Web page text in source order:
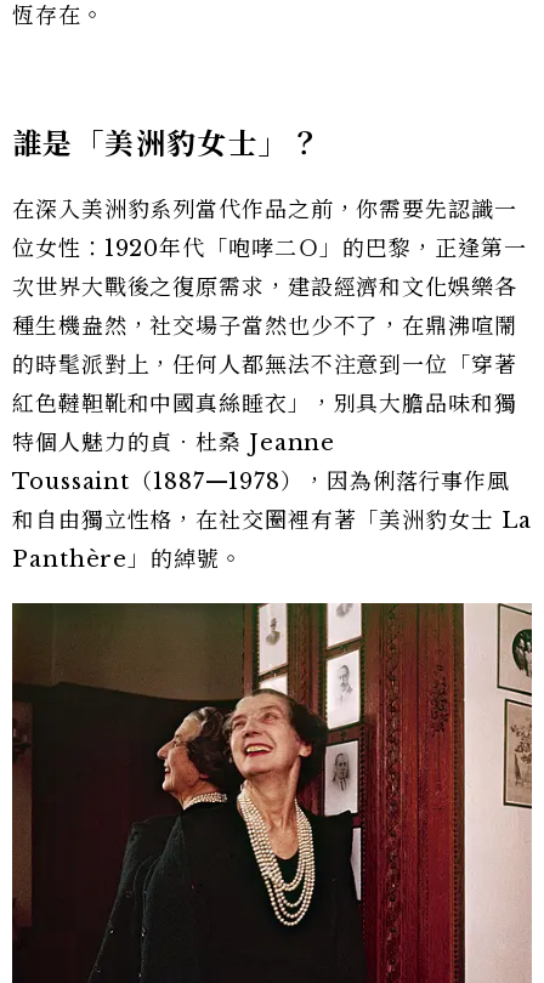
恆存在。
誰是「美洲豹女士」？
在深入美洲豹系列當代作品之前，你需要先認識一
位女性：1920年代「咆哮二Ｏ」的巴黎，正逢第一
次世界大戰後之復原需求，建設經濟和文化娛樂各
種生機盎然，社交場子當然也少不了，在鼎沸喧鬧
的時髦派對上，任何人都無法不注意到一位「穿著
紅色韃靼靴和中國真絲睡衣」，別具大膽品味和獨
特個人魅力的貞．杜桑 Jeanne
Toussaint（1887—1978），因為俐落行事作風
和自由獨立性格，在社交圈裡有著「美洲豹女士 La
Panthère」的綽號。